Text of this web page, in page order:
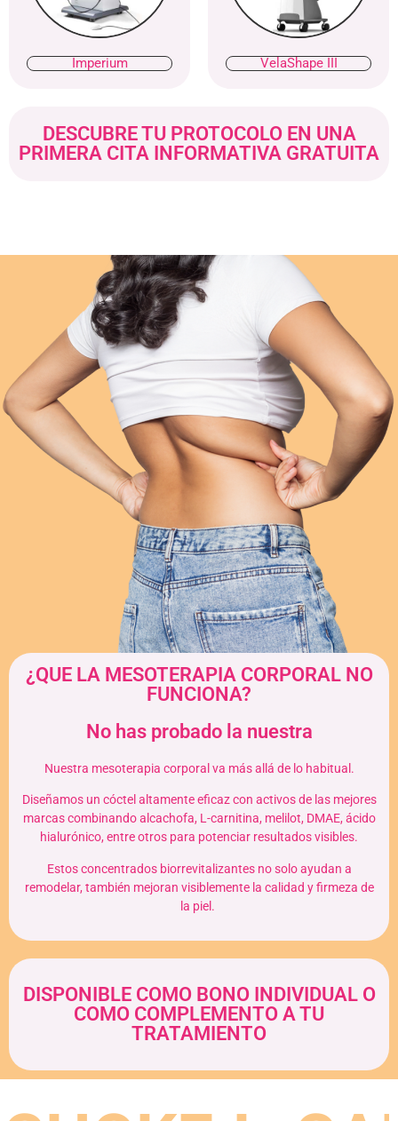
Imperium VelaShape III
DESCUBRE TU PROTOCOLO EN UNA
PRIMERA CITA INFORMATIVA GRATUITA
¿QUE LA MESOTERAPIA CORPORAL NO
FUNCIONA?
No has probado la nuestra
Nuestra mesoterapia corporal va más allá de lo habitual.
Diseñamos un cóctel altamente eficaz con activos de las mejores
marcas combinando alcachofa, L-carnitina, melilot, DMAE, ácido
hialurónico, entre otros para potenciar resultados visibles.
Estos concentrados biorrevitalizantes no solo ayudan a
remodelar, también mejoran visiblemente la calidad y firmeza de
la piel.
DISPONIBLE COMO BONO INDIVIDUAL O
COMO COMPLEMENTO A TU
TRATAMIENTO